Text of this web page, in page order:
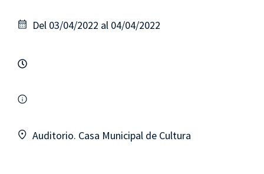
Del 03/04/2022 al 04/04/2022
Auditorio. Casa Municipal de Cultura